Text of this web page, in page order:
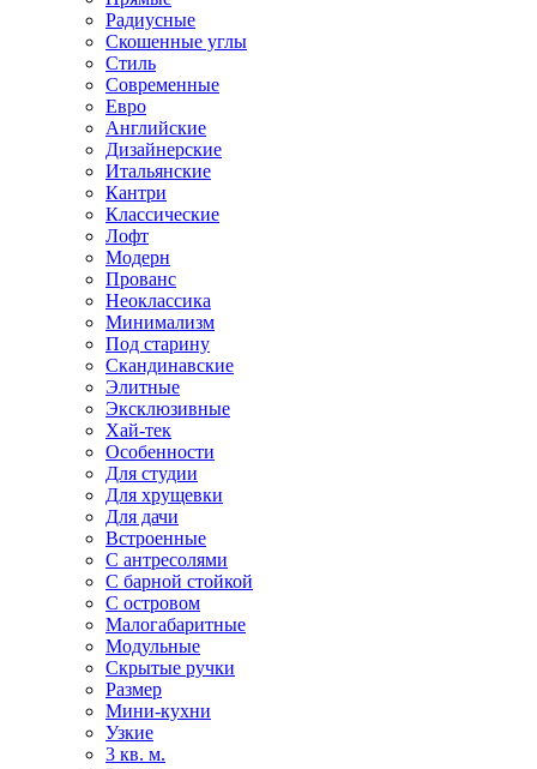
Радиусные
Скошенные углы
Стиль
Современные
Евро
Английские
Дизайнерские
Итальянские
Кантри
Классические
Лофт
Модерн
Прованс
Неоклассика
Минимализм
Под старину
Скандинавские
Элитные
Эксклюзивные
Хай-тек
Особенности
Для студии
Для хрущевки
Для дачи
Встроенные
С антресолями
С барной стойкой
С островом
Малогабаритные
Модульные
Скрытые ручки
Размер
Мини-кухни
Узкие
3 кв. м.